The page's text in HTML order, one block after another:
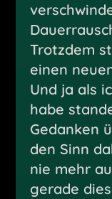
Trotzdem
einen
Und ja als
habe
Gedanken
den Sinn
nie mehr
gerade